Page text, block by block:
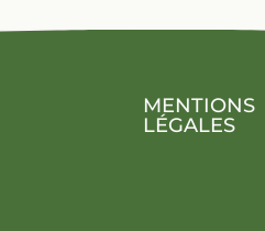
MENTIONS
LÉGALES